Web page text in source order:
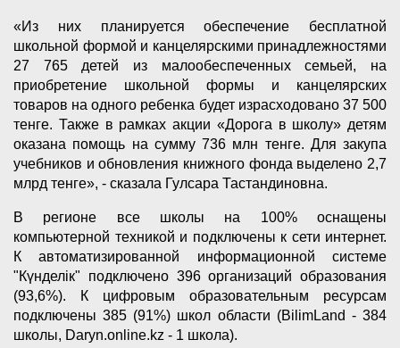
«Из них планируется обеспечение бесплатной
школьной формой и канцелярскими принадлежностями
27 765 детей из малообеспеченных семьей, на
приобретение школьной формы и канцелярских
товаров на одного ребенка будет израсходовано 37 500
тенге. Также в рамках акции «Дорога в школу» детям
оказана помощь на сумму 736 млн тенге. Для закупа
учебников и обновления книжного фонда выделено 2,7
млрд тенге», - сказала Гулсара Тастандиновна.
В регионе все школы на 100% оснащены
компьютерной техникой и подключены к сети интернет.
К автоматизированной информационной системе
"Күнделік" подключено 396 организаций образования
(93,6%). К цифровым образовательным ресурсам
подключены 385 (91%) школ области (BilimLand - 384
школы, Daryn.online.kz - 1 школа).